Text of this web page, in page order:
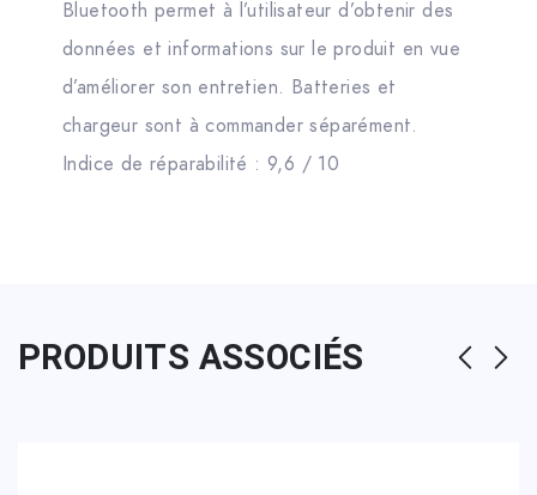
Bluetooth permet à l’utilisateur d’obtenir des
données et informations sur le produit en vue
d’améliorer son entretien. Batteries et
chargeur sont à commander séparément.
Indice de réparabilité : 9,6 / 10
PRODUITS ASSOCIÉS